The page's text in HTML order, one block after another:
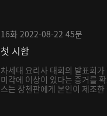
16화 2022-08-22 45분
첫 시합
차세대 요리사 대회의 발표회
미각에 이상이 있다는 증거를
스는 장첸판에게 본인이 제조